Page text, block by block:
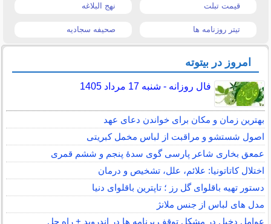
قیمت تبلت نهج البلاغه
تیتر روزنامه ها صحیفه سجادیه
امروز در بیتوته
فال روزانه - شنبه 17 مرداد 1405
بهترین زمان و مکان برای خواندن دعای عهد
اصول شستشو و مراقبت از لباس مخمل کبریتی
عمعق بخاری شاعر پارسی گوی سدهٔ پنجم و ششم قمری
اختلال کاتاتونیا: علائم، علل، تشخیص و درمان
دستور تهیه باقلوای گل رز ؛ تاپترین باقلوای دنیا
مدل های لباس از جنس ملانژ
عوامل دخیل در مشکل توقف برنامه ها در اندروید + راه حل